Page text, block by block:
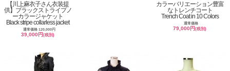
【川上麻衣子さん衣装提
供】ブラックストライプノ
ーカラージャケット
Black stripe collarless jacket
通常価格 120,000円
39,000円(税別)
カラーバリエーション豊富
なトレンチコート
Trench Coat in 10 Colors
通常価格
79,000円(税別)